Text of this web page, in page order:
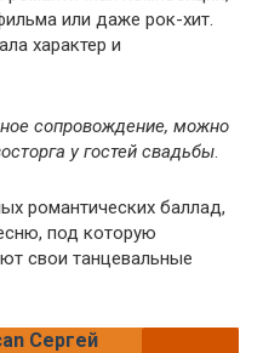
или даже рок-хит.
характер и
сопровождение, можно
у гостей свадьбы.
романтических баллад,
под которую
свои танцевальные
Сергей